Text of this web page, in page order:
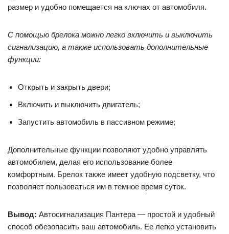
размер и удобно помещается на ключах от автомобиля.
С помощью брелока можно легко включить и выключить
сигнализацию, а также использовать дополнительные
функции:
Открыть и закрыть двери;
Включить и выключить двигатель;
Запустить автомобиль в пассивном режиме;
Дополнительные функции позволяют удобно управлять
автомобилем, делая его использование более
комфортным. Брелок также имеет удобную подсветку, что
позволяет пользоваться им в темное время суток.
Вывод: Автосигнализация Пантера — простой и удобный
способ обезопасить ваш автомобиль. Ее легко установить